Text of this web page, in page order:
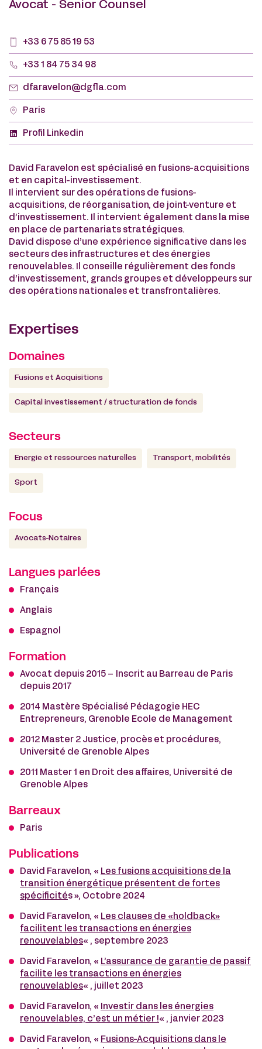
Avocat - Senior Counsel
+33 6 75 85 19 53
+33 1 84 75 34 98
dfaravelon@dgfla.com
Paris
Profil Linkedin
David Faravelon est spécialisé en fusions-acquisitions
et en capital-investissement.
Il intervient sur des opérations de fusions-
acquisitions, de réorganisation, de joint-venture et
d’investissement. Il intervient également dans la mise
en place de partenariats stratégiques.
David dispose d’une expérience significative dans les
secteurs des infrastructures et des énergies
renouvelables. Il conseille régulièrement des fonds
d’investissement, grands groupes et développeurs sur
des opérations nationales et transfrontalières.
Expertises
Domaines
Fusions et Acquisitions
Capital investissement / structuration de fonds
Secteurs
Energie et ressources naturelles Transport, mobilités
Sport
Focus
Avocats-Notaires
Langues parlées
Français
Anglais
Espagnol
Formation
Avocat depuis 2015 – Inscrit au Barreau de Paris
depuis 2017
2014 Mastère Spécialisé Pédagogie HEC
Entrepreneurs, Grenoble Ecole de Management
2012 Master 2 Justice, procès et procédures,
Université de Grenoble Alpes
2011 Master 1 en Droit des affaires, Université de
Grenoble Alpes
Barreaux
Paris
Publications
David Faravelon, « Les fusions acquisitions de la
transition énergétique présentent de fortes
spécificités », Octobre 2024
David Faravelon, « Les clauses de «holdback»
facilitent les transactions en énergies
renouvelables« , septembre 2023
David Faravelon, « L’assurance de garantie de passif
facilite les transactions en énergies
renouvelables« , juillet 2023
David Faravelon, «
Investir dans les énergies
renouvelables, c’est un métier !« , janvier 2023
David Faravelon, « Fusions-Acquisitions dans le